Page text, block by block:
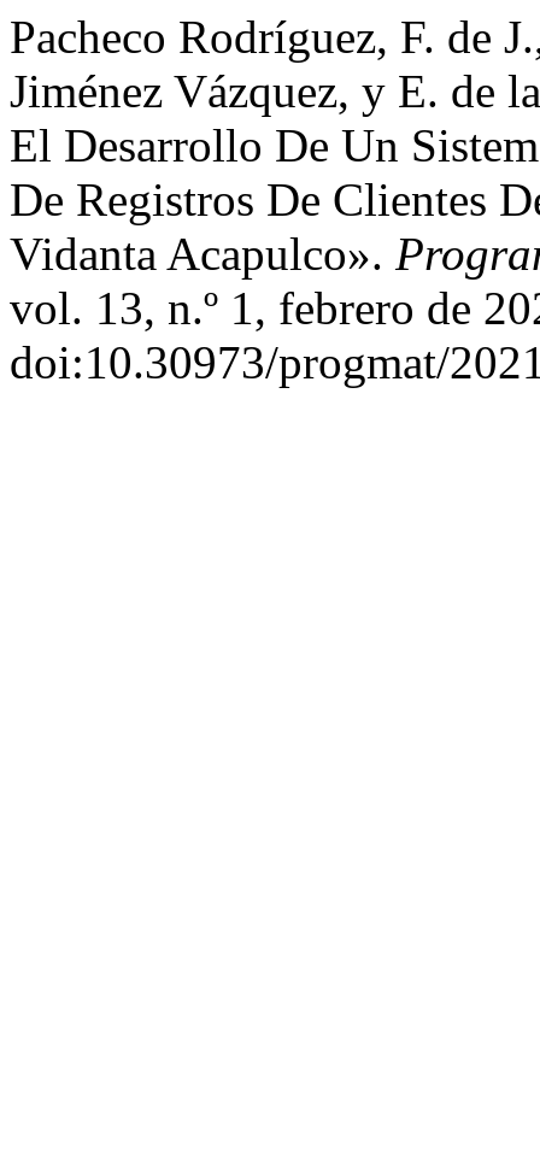
Pacheco Rodríguez, F. de
Jiménez Vázquez, y E. de
El Desarrollo De Un
De Registros De Clientes
Vidanta Acapulco».
vol. 13, n.º 1, febrero de
doi:10.30973/progmat/